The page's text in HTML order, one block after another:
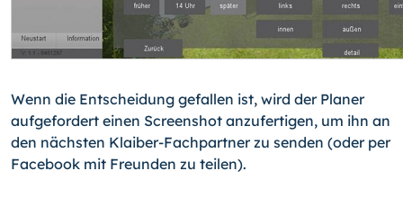
Wenn die Entscheidung gefallen ist, wird der Planer
aufgefordert einen Screenshot anzufertigen, um ihn an
den nächsten Klaiber-Fachpartner zu senden (oder per
Face­book mit Freunden zu teilen).